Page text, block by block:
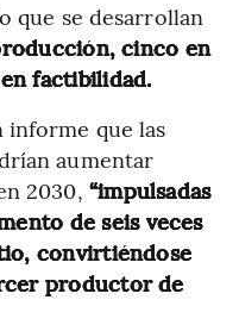
que se desarrollan
cinco en
factibilidad.
que las
aumentar
2030, “impulsadas
de seis veces
convirtiéndose
productor de